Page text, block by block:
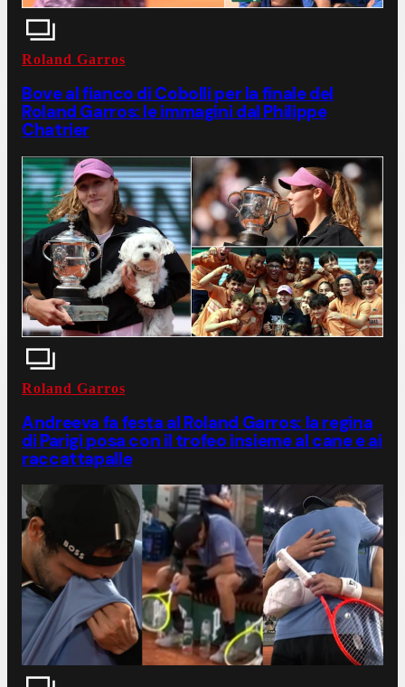
Roland Garros
Bove al fianco di Cobolli per la finale del
Roland Garros: le immagini dal Philippe
Chatrier
Roland Garros
Andreeva fa festa al Roland Garros: la regina
di Parigi posa con il trofeo insieme al cane e ai
raccattapalle